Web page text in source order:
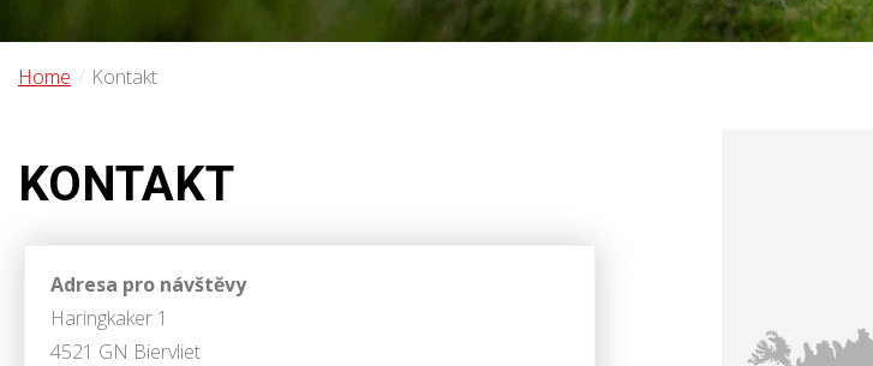
Home Kontakt
KONTAKT
Adresa pro návštěvy
Haringkaker 1
4521 GN Biervliet